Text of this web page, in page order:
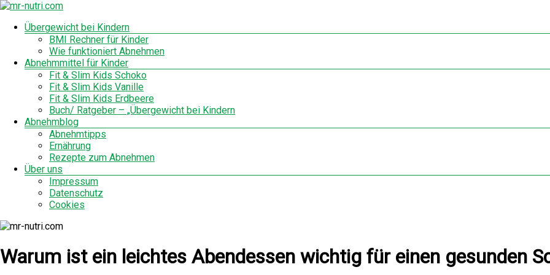
Zum
springen
mr-
nutri.com
Menü
Übergewicht bei Kindern
BMI Rechner für Kinder
Wie funktioniert Abnehmen
Abnehmmittel für Kinder
Fit & Slim Kids Schoko
Fit & Slim Kids Vanille
Fit & Slim Kids Erdbeere
Buch/ Ratgeber – „Übergewicht bei Kindern
Abnehmblog
Abnehmtipps
Ernährung
Rezepte zum Abnehmen
Über uns
Impressum
Datenschutz
Cookies
Warum ist ein leichtes Abendessen wichtig für einen gesunden